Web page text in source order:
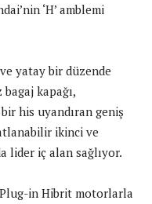
‘H’ amblemi
yatay bir düzende
kapağı,
his uyandıran geniş
ikinci ve
lider iç alan sağlıyor.
in Hibrit motorlarla